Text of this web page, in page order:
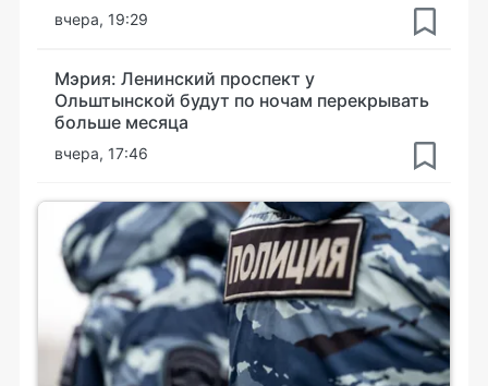
вчера, 19:29
Мэрия: Ленинский проспект у
Ольштынской будут по ночам перекрывать
больше месяца
вчера, 17:46